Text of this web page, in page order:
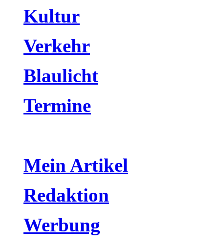
Kultur
Verkehr
Blaulicht
Termine
Mein Artikel
Redaktion
Werbung